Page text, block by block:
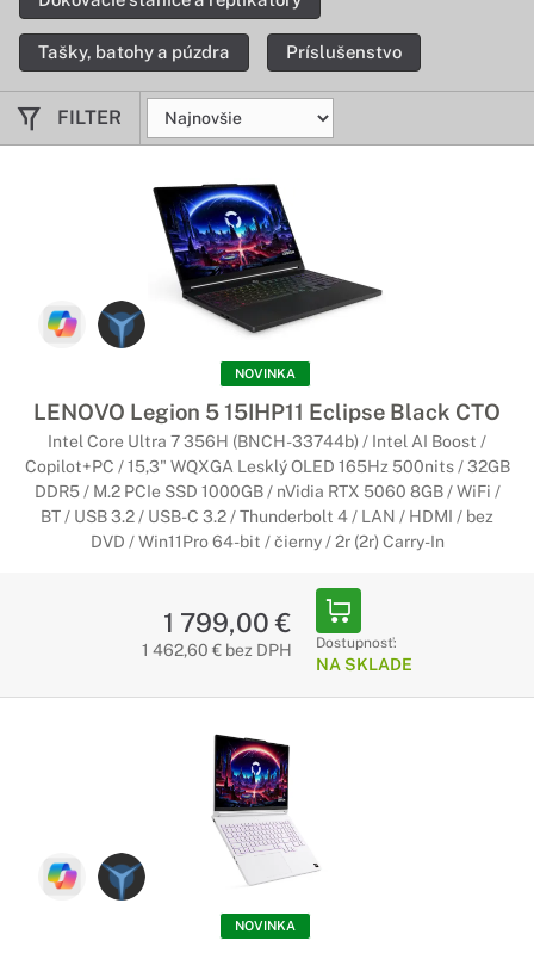
Tašky, batohy a púzdra Príslušenstvo
FILTER
NOVINKA
LENOVO Legion 5 15IHP11 Eclipse Black CTO
Intel Core Ultra 7 356H (BNCH-33744b) / Intel AI Boost /
Copilot+PC / 15,3" WQXGA Lesklý OLED 165Hz 500nits / 32GB
DDR5 / M.2 PCIe SSD 1000GB / nVidia RTX 5060 8GB / WiFi /
BT / USB 3.2 / USB-C 3.2 / Thunderbolt 4 / LAN / HDMI / bez
DVD / Win11Pro 64-bit / čierny / 2r (2r) Carry-In
1 799,00 €
1 462,60 € bez DPH Dostupnosť:
NA SKLADE
NOVINKA